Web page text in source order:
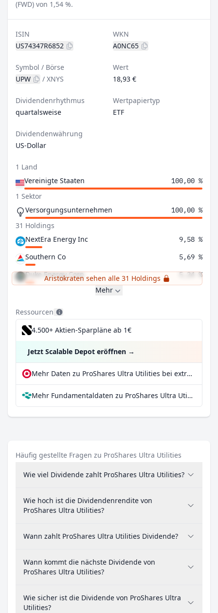
(FWD) von 1,54 %.
ISIN
US74347R6852
WKN
A0NC65
Symbol / Börse
UPW
/ XNYS
Wert
18,93 €
Dividendenrhythmus
quartalsweise
Wertpapiertyp
ETF
Dividendenwährung
US-Dollar
1 Land
Vereinigte Staaten
100,00 %
1 Sektor
Versorgungsunternehmen
100,00 %
31 Holdings
NextEra Energy Inc
9,58 %
Southern Co 5,69 %
Duke Energy Corp 5,24 %
Aristokraten sehen alle 31 Holdings
Mehr
Ressourcen
4.500+ Aktien-Sparpläne ab 1€
Jetzt Scalable Depot eröffnen →
Mehr Daten zu ProShares Ultra Utilities bei extraETF
Mehr Fundamentaldaten zu ProShares Ultra Utilities bei Parqet
Häufig gestellte Fragen zu ProShares Ultra Utilities
Wie viel Dividende zahlt ProShares Ultra Utilities?
Wie hoch ist die Dividendenrendite von
ProShares Ultra Utilities?
Wann zahlt ProShares Ultra Utilities Dividende?
Wann kommt die nächste Dividende von
ProShares Ultra Utilities?
Wie sicher ist die Dividende von ProShares Ultra
Utilities?